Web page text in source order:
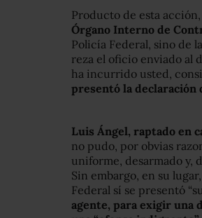
Producto de esta acción,
Órgano Interno de
Policía Federal, sino de
reza el oficio enviado al
ha incurrido usted,
presentó la declaración
Luis Ángel, raptado en
no pudo, por obvias
uniforme, desarmado y,
Sin embargo, en su
Federal sí se presentó
agente, para exigir una